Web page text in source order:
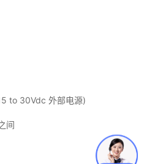
to 30Vdc 外部电源)
间